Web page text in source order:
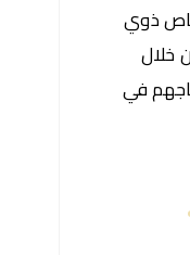
تحسين حياة الأشخاص ذوي
الإعاقة الذهنية من خلال
الرياضة وتعزيز إدماجهم في